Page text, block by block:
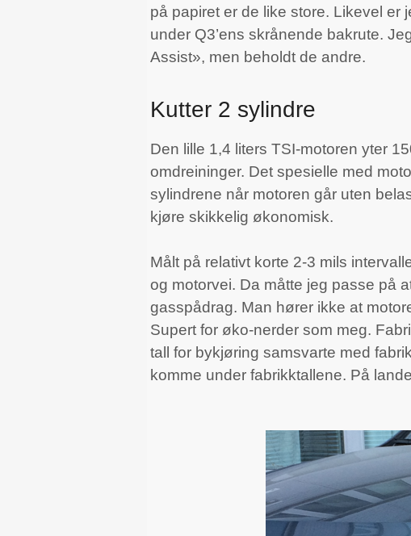
på papiret er de like store. Likevel er
under Q3’ens skrånende bakrute.
Assist», men beholdt de andre.
Kutter 2 sylindre
Den lille 1,4 liters TSI-motoren yter
omdreininger. Det spesielle med
sylindrene når motoren går uten
kjøre skikkelig økonomisk.
Målt på relativt korte 2-3 mils
og motorvei. Da måtte jeg passe på
gasspådrag. Man hører ikke at
Supert for øko-nerder som meg.
tall for bykjøring samsvarte med
komme under fabrikktallene. På